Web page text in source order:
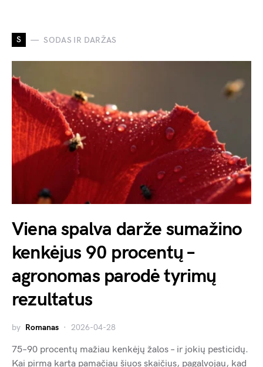
S SODAS IR DARŽAS
Viena spalva darže sumažino
kenkėjus 90 procentų –
agronomas parodė tyrimų
rezultatus
by Romanas 2026-04-28
75–90 procentų mažiau kenkėjų žalos – ir jokių pesticidų.
Kai pirmą kartą pamačiau šiuos skaičius, pagalvojau, kad